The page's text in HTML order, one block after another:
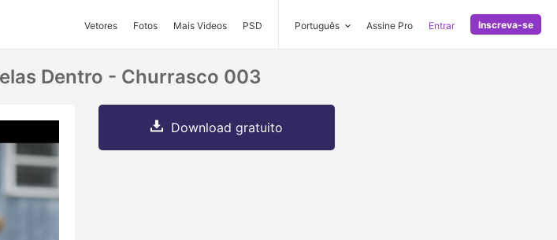
Vetores Fotos Mais Videos PSD Português Assine Pro Entrar Inscreva-se
Dentro - Churrasco 003
Download gratuito